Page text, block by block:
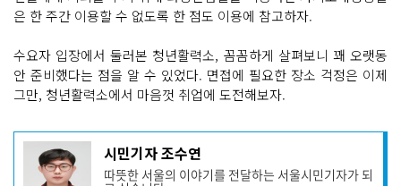
은 한 주간 이용할 수 없도록 한 점도 이용에 참고하자.
수요자 입장에서 둘러본 청년활력소, 꼼꼼하게 살펴보니 꽤 오랫동
안 준비했다는 점을 알 수 있었다. 면접에 필요한 장소 걱정은 이제
그만, 청년활력소에서 마음껏 취업에 도전해보자.
기 시민기자 조수연
따뜻한 서울의 이야기를 전달하는 서울시민기자가 되